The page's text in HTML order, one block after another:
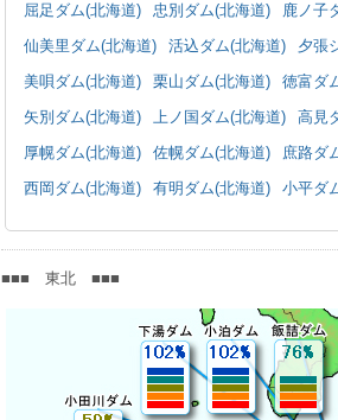
屈足ダム(北海道)
忠別ダム(北海道) 鹿ノ子
仙美里ダム(北海道)
活込ダム(北海道) 夕張
美唄ダム(北海道)
栗山ダム(北海道) 徳富ダ
矢別ダム(北海道)
上ノ国ダム(北海道) 高見
厚幌ダム(北海道)
佐幌ダム(北海道) 庶路ダ
西岡ダム(北海道)
有明ダム(北海道) 小平ダ
■■■ 東北 ■■■